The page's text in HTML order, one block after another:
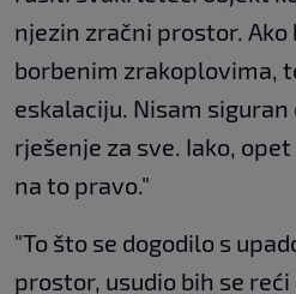
njezin zračni prostor. Ako
borbenim zrakoplovima,
eskalaciju. Nisam siguran
rješenje za sve. Iako,
na to pravo."
"To što se dogodilo s
prostor, usudio bih se reći